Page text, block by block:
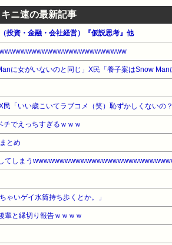
キニ速の最新記事
投資・金融・会社経営）『仮説思考』他
民「いい歳こいてラブコメ（笑）恥ずかしくないの
チでえっちすぎるｗｗｗ
とめ
てしまう
ゃいゲイ水筒持ち歩くとか。」
輩と縁切り報告ｗｗｗｗ